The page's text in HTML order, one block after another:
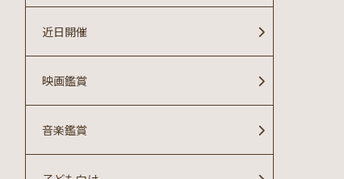
音楽鑑賞
映画鑑賞
近日開催